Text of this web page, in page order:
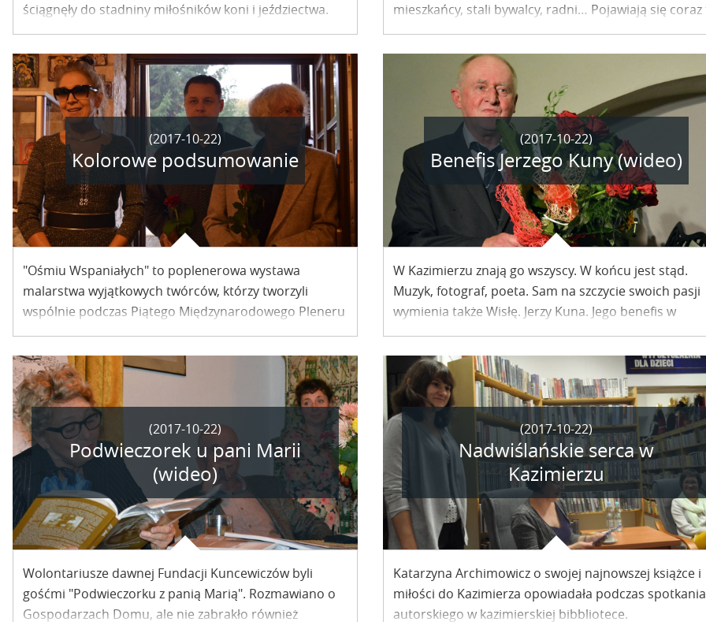
ściągnęły do stadniny miłośników koni i jeździectwa.
mieszkańcy, stali bywalcy, radni… Pojawiają się
nowe plotki. Co będzie dalej z Rynkową?
(2017-10-22)
Kolorowe podsumowanie
"Ośmiu Wspaniałych" to poplenerowa wystawa
malarstwa wyjątkowych twórców, którzy tworzyli
wspólnie podczas Piątego Międzynarodowego Pleneru
Malarskiego. Prace oglądać można w Galerii Grabskich
w Kazimierzu Dolnym.
(2017-10-22)
Benefis Jerzego Kuny (wideo)
W Kazimierzu znają go wszyscy. W końcu jest stąd.
Muzyk, fotograf, poeta. Sam na szczycie swoich pasji
wymienia także Wisłę. Jerzy Kuna. Jego benefis w
Kazimierskim Ośrodku Kultury Promocji i Turystyki
zgromadził tłumy. Niezapomniany wieczór.
(2017-10-22)
Podwieczorek u pani Marii
(wideo)
Wolontariusze dawnej Fundacji Kuncewiczów byli
gośćmi "Podwieczorku z panią Marią". Rozmawiano o
Gospodarzach Domu, ale nie zabrakło również
(2017-10-22)
Nadwiślańskie serca w
Kazimierzu
Katarzyna Archimowicz o swojej najnowszej książce i
miłości do Kazimierza opowiadała podczas spotkania
autorskiego w kazimierskiej bibbliotece.